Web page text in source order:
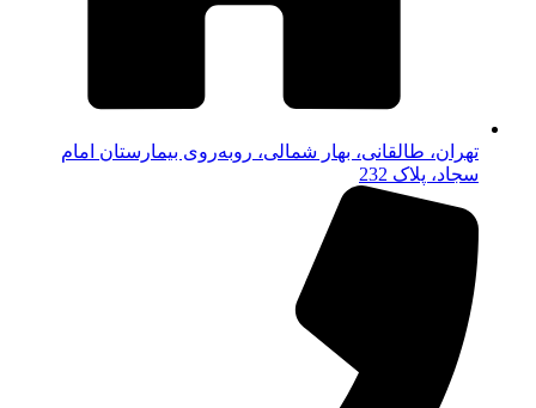
تهران، طالقانی، بهار شمالی، روبه‌روی بیمارستان امام
سجاد، پلاک 232